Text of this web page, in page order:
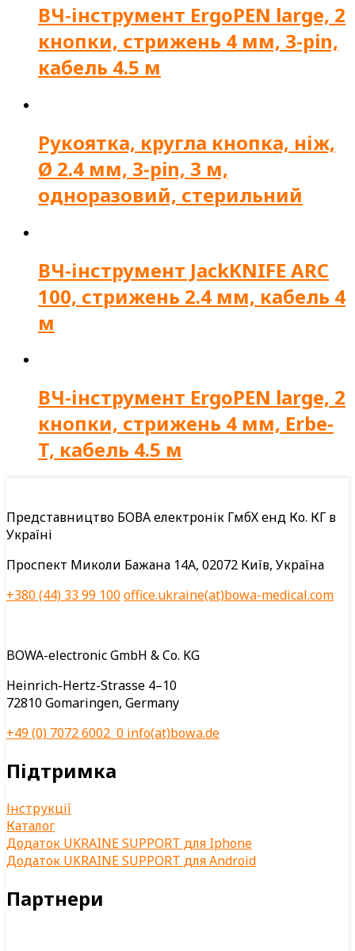
ВЧ-інструмент ErgoPEN large, 2
кнопки, стрижень 4 мм, 3-pin,
кабель 4.5 м
Рукоятка, кругла кнопка, ніж,
Ø 2.4 мм, 3-pin, 3 м,
одноразовий, стерильний
ВЧ-інструмент JackKNIFE ARC
100, стрижень 2.4 мм, кабель 4
м
ВЧ-інструмент ErgoPEN large, 2
кнопки, стрижень 4 мм, Erbe-
T, кабель 4.5 м
Представництво БОВА електронік ГмбХ енд Ко. КГ в
Україні
Проспект Миколи Бажана 14А, 02072 Київ, Україна
+380 (44) 33 99 100office.ukraine(at)bowa-medical.com
BOWA-electronic GmbH & Co. KG
Heinrich-Hertz-Strasse 4–10
72810 Gomaringen, Germany
+49 (0) 7072 6002 0 info(at)bowa.de
Підтримка
Інструкції
Каталог
Додаток UKRAINE SUPPORT для Iphone
Додаток UKRAINE SUPPORT для Android
Партнери